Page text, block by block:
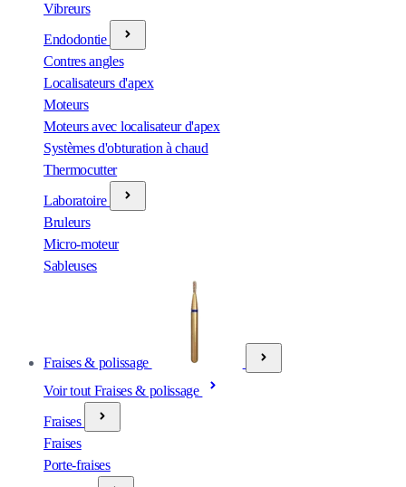
Vibreurs
Endodontie
Contres angles
Localisateurs d'apex
Moteurs
Moteurs avec localisateur d'apex
Systèmes d'obturation à chaud
Thermocutter
Laboratoire
Bruleurs
Micro-moteur
Sableuses
Fraises & polissage
Voir tout Fraises & polissage
Fraises
Fraises
Porte-fraises